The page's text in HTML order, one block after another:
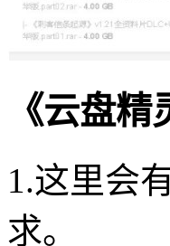
《云盘精
1.这里会
求。